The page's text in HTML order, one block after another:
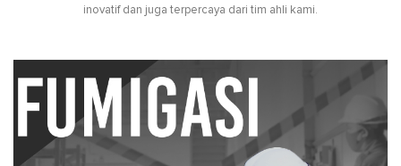
inovatif dan juga terpercaya dari tim ahli kami.